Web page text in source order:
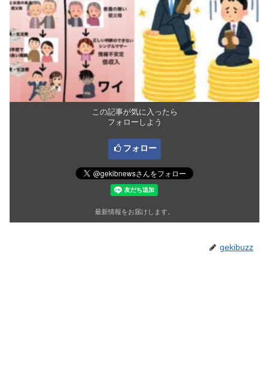
この記事が気に入ったら
フォローしよう
フォロー
最新情報をお届けします。
gekibuzz